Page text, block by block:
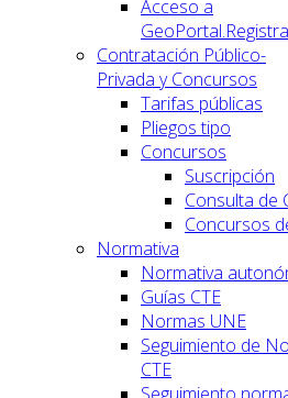
Acceso a
Contratación Público-
Privada y Concursos
Tarifas públicas
Pliegos tipo
Concursos
Suscripción
Consulta de
Concursos
Normativa
Normativa
Guías CTE
Normas UNE
Seguimiento de
CTE